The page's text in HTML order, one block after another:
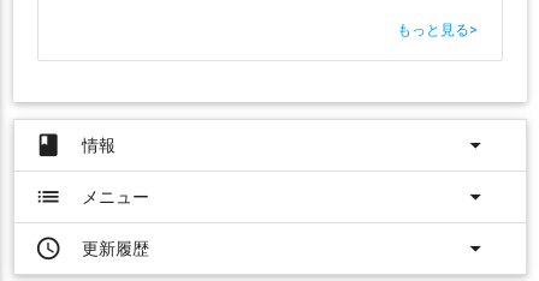
もっと見る>
book 情報
arrow_drop_down
list
メニュー
arrow_drop_down
access_time
更新履歴 arrow_drop_down